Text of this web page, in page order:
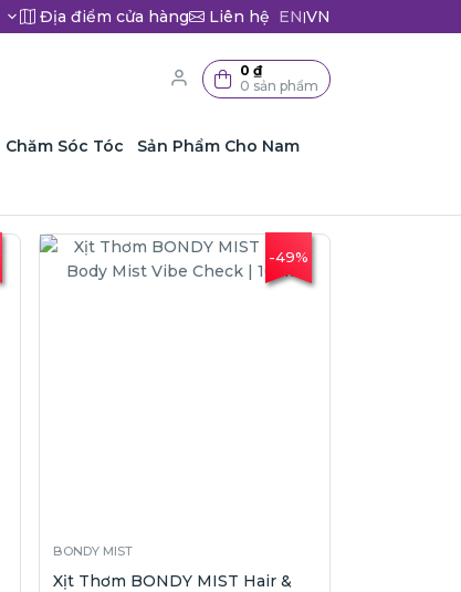
Địa điểm cửa hàng Liên hệ EN|VN
0 ₫
0 sản phẩm
Chăm Sóc Tóc Sản Phẩm Cho Nam
-49%
BONDY MIST
Xịt Thơm BONDY MIST Hair &